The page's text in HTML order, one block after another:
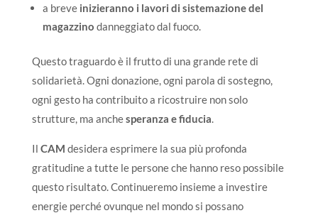
a breve inizieranno i lavori di sistemazione del
magazzino danneggiato dal fuoco.
Questo traguardo è il frutto di una grande rete di
solidarietà. Ogni donazione, ogni parola di sostegno,
ogni gesto ha contribuito a ricostruire non solo
strutture, ma anchesperanza e fiducia.
Il CAM desidera esprimere la sua più profonda
gratitudine a tutte le persone che hanno reso possibile
questo risultato. Continueremo insieme a investire
energie perché ovunque nel mondo si possano